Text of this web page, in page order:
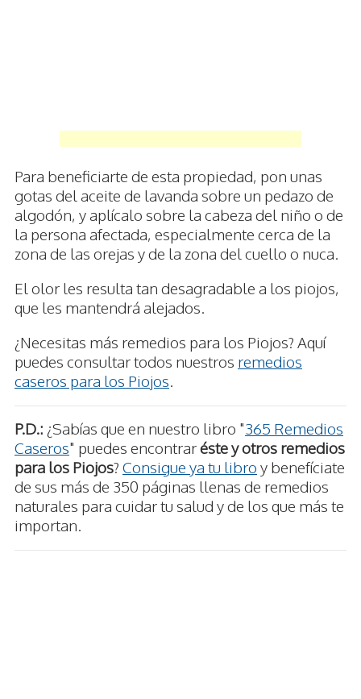
Para beneficiarte de esta propiedad, pon unas
gotas del aceite de lavanda sobre un pedazo de
algodón, y aplícalo sobre la cabeza del niño o de
la persona afectada, especialmente cerca de la
zona de las orejas y de la zona del cuello o nuca.
El olor les resulta tan desagradable a los piojos,
que les mantendrá alejados.
¿Necesitas más remedios para los Piojos? Aquí
puedes consultar todos nuestros remedios
caseros para los Piojos
P.D.: ¿Sabías que en nuestro libro "365 Remedios
Caseros" puedes encontraréste y otros remedios
para los Piojos? Consigue ya tu libro y benefíciate
de sus más de 350 páginas llenas de remedios
naturales para cuidar tu salud y de los que más te
importan.